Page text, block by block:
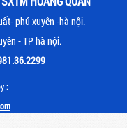
phú xuyên -hà nội.
- TP hà nội.
: